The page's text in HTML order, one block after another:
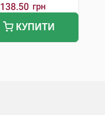
138.50 грн
КУПИТИ